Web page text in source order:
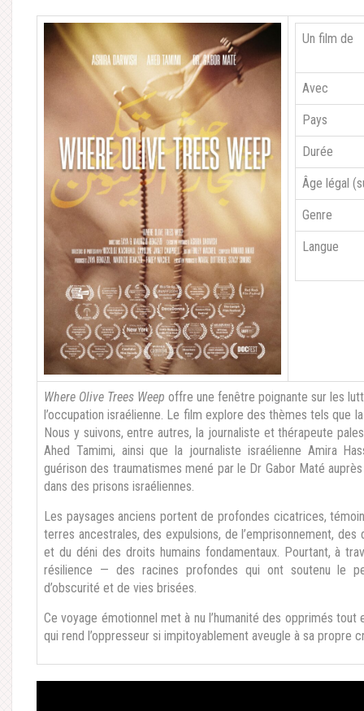
Un film de
Avec
Pays
Durée
Âge légal
Genre
Langue
Where Olive Trees Weep offre une fenêtre poignante sur les
l’occupation israélienne. Le film explore des thèmes tels que
Nous y suivons, entre autres, la journaliste et thérapeute
Ahed Tamimi, ainsi que la journaliste israélienne Amira
guérison des traumatismes mené par le Dr Gabor Maté
dans des prisons israéliennes.
Les paysages anciens portent de profondes cicatrices,
terres ancestrales, des expulsions, de l’emprisonnement,
et du déni des droits humains fondamentaux. Pourtant, à
résilience — des racines profondes qui ont soutenu le
d’obscurité et de vies brisées.
Ce voyage émotionnel met à nu l’humanité des opprimés
qui rend l’oppresseur si impitoyablement aveugle à sa propre